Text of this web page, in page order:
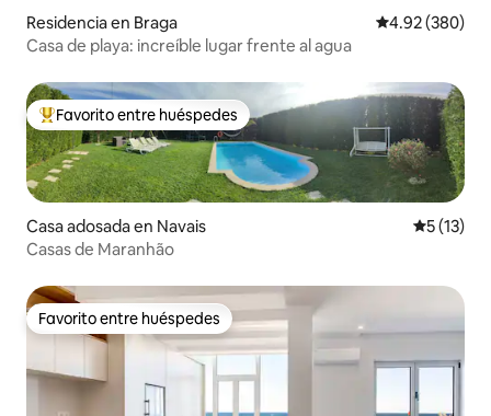
Residencia en Braga Calificación
4.92 (380)
Casa de playa: increíble lugar frente al agua
De los mejores en Favorito entre huéspedes
Favorito entre huéspedes
Casa adosada en Navais
5 (13)
Casas de Maranhão
Favorito entre huéspedes
Favorito entre huéspedes